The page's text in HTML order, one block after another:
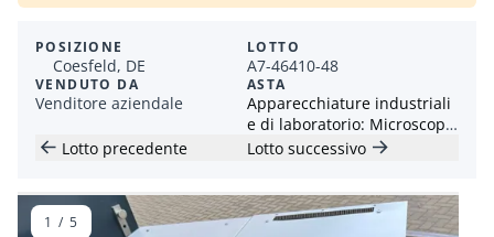
POSIZIONE
Coesfeld, DE
VENDUTO DA
Venditore aziendale
LOTTO
A7-46410-48
ASTA
Apparecchiature industriali
e di laboratorio: Microscopi,
macinature e accessori
Lotto precedente Lotto successivo
1 / 5